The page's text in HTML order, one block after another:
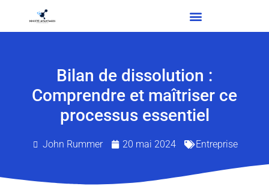
Bilan de dissolution :
Comprendre et maîtriser ce
processus essentiel
John Rummer 20 mai 2024 Entreprise